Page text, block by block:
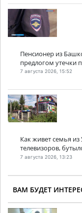
Пенсионер из
предлогом утечки
7 августа 2026, 15:52
Как живет семья
телевизоров,
7 августа 2026, 13:23
ВАМ БУДЕТ